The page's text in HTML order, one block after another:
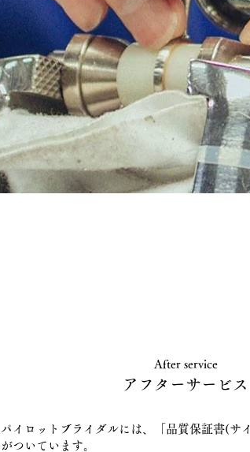
After service
アフターサービス
パイロットブライダルには、「品質保証書(サ
がついています。